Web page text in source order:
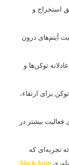
استخراج و
آیتم‌های درون
توکن‌ها و
برای ارتقاء،
فعالیت بیشتر در
تجربه‌ای که
blockchain